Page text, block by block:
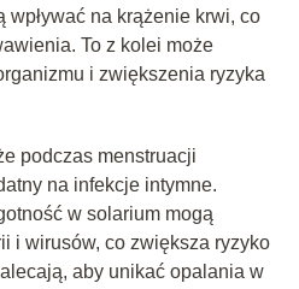
wpływać na krążenie krwi, co
To z kolei może
i zwiększenia ryzyka
podczas menstruacji
na infekcje intymne.
w solarium mogą
i wirusów, co zwiększa ryzyko
aby unikać opalania w